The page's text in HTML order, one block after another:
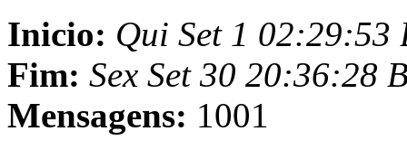
Inicio: Qui Set 1 02:29:53
Fim: Sex Set 30 20:36:28
Mensagens: 1001